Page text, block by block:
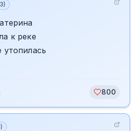
)
к реке
утопилась
800
)